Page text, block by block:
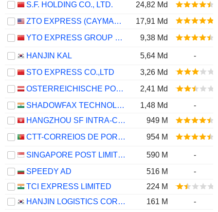
S.F. HOLDING CO., LTD.
24,82 Md
ZTO EXPRESS (CAYMAN) INC.
17,91 Md
YTO EXPRESS GROUP CO.,LTD.
9,38 Md
HANJIN KAL 5,64 Md
-
STO EXPRESS CO.,LTD
3,26 Md
OSTERREICHISCHE POST AG
2,41 Md
SHADOWFAX TECHNOLOGIES LIMITED
1,48 Md
-
HANGZHOU SF INTRA-CITY INDUSTRIAL CO., LTD.
949 M
CTT-CORREIOS DE PORTUGAL, S.A.
954 M
SINGAPORE POST LIMITED 590 M
-
SPEEDY AD
516 M
-
TCI EXPRESS LIMITED
224 M
HANJIN LOGISTICS CORPORATION
161 M
-